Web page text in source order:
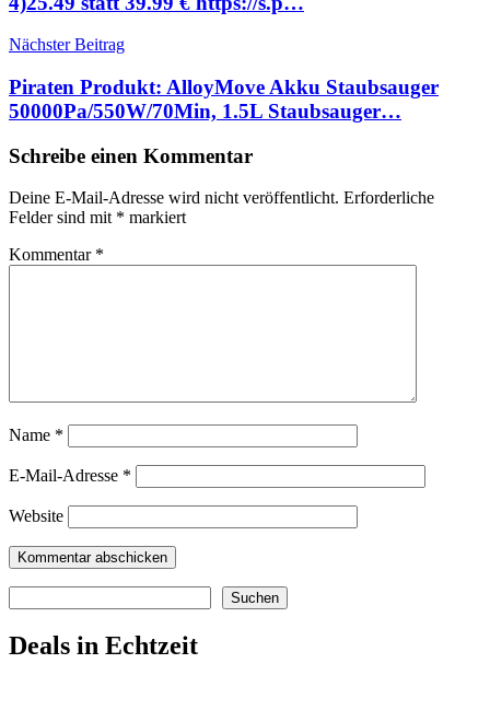
Nächster Beitrag
Piraten Produkt: AlloyMove Akku Staubsauger
50000Pa/550W/70Min, 1.5L Staubsauger…
Schreibe einen Kommentar
Deine E-Mail-Adresse wird nicht veröffentlicht. Erforderliche
Felder sind mit * markiert
Kommentar *
Name *
E-Mail-Adresse *
Website
Suchen
Deals in Echtzeit